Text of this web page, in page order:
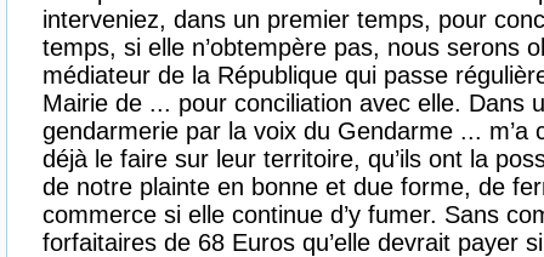
interveniez, dans un premier temps, pour
temps, si elle n’obtempère pas, nous serons
médiateur de la République qui passe
Mairie de ... pour conciliation avec elle. Dans
gendarmerie par la voix du Gendarme ... m’a
déjà le faire sur leur territoire, qu’ils ont la
de notre plainte en bonne et due forme, de
commerce si elle continue d’y fumer. Sans
forfaitaires de 68 Euros qu’elle devrait payer